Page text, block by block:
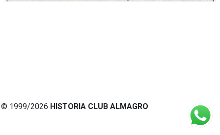
© 1999/2026 HISTORIA CLUB ALMAGRO